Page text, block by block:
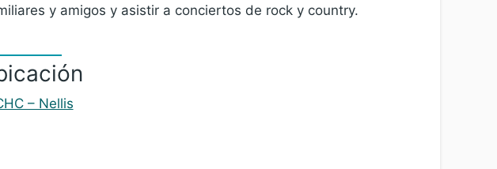
y amigos y asistir a conciertos de rock y country.
– Nellis